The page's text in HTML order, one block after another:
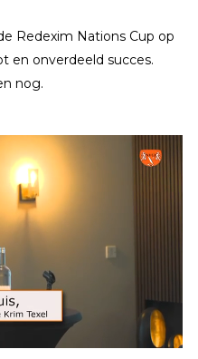
Redexim Nations Cup op
en onverdeeld succes.
nog.